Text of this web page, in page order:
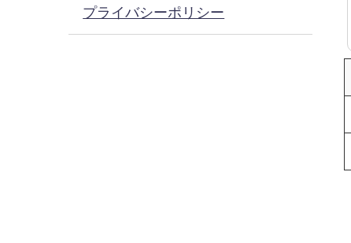
プライバシーポリシー